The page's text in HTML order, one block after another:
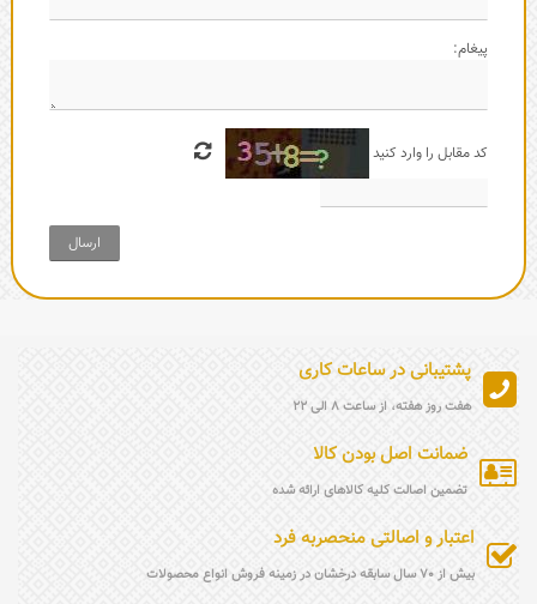
پیغام:
کد مقابل را وارد کنید
ارسال
پشتیبانی در ساعات کاری
هفت روز هفته، از ساعت 8 الی 22
ضمانت اصل بودن کالا
تضمین اصالت کلیه کالاهای ارائه شده
اعتبار و اصالتی منحصربه فرد
بیش از 70 سال سابقه درخشان در زمینه فروش انواع محصولات